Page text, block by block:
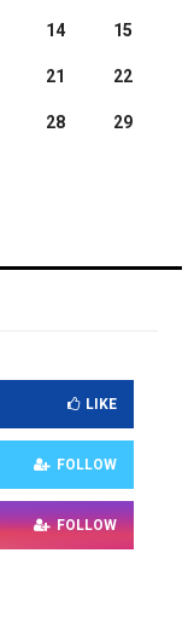
14 15
21 22
28 29
LIKE
FOLLOW
FOLLOW